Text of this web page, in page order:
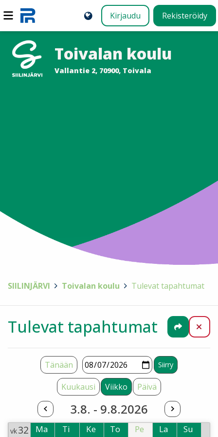
Kirjaudu Rekisteröidy
Toivalan koulu
Vallantie 2, 70900, Toivala
SIILINJÄRVI Toivalan koulu Tulevat tapahtumat
Tulevat tapahtumat Jaa
Kuukausi Viikko Päivä
3.8. - 9.8.2026
Tänään
vk32
Ma
Ti
Ke
To
Pe
La
Su